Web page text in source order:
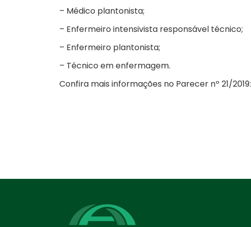
– Médico plantonista;
– Enfermeiro intensivista responsável técnico;
– Enfermeiro plantonista;
– Técnico em enfermagem.
Confira mais informações no Parecer nº 21/2019: